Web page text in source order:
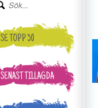
SE TOPP 50
SENAST TILLAGDA